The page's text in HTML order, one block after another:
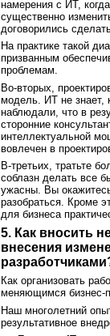
намерения с ИТ,
существенно
договорились
На практике такой
призванным
проблемам.
Во-вторых,
модель. ИТ не знает,
наблюдали, что в
сторонние
интеллектуальной
вовлечен в
В-третьих, тратьте
соблазн делать все
ужасны. Вы
разобраться. Кроме
для бизнеса
5. Как вносить
внесения
Как организовать
меняющимся бизнес-
Наш многолетний
результативное